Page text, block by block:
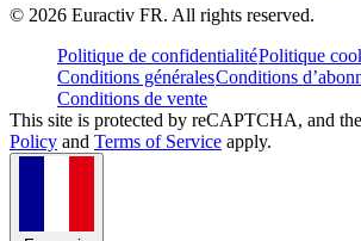
© 2026 Euractiv FR. All rights reserved.
Politique de confidentialitéPolitique
Conditions généralesConditions
Conditions de vente
This site is protected by reCAPTCHA, and
Policy and Terms of Service apply.